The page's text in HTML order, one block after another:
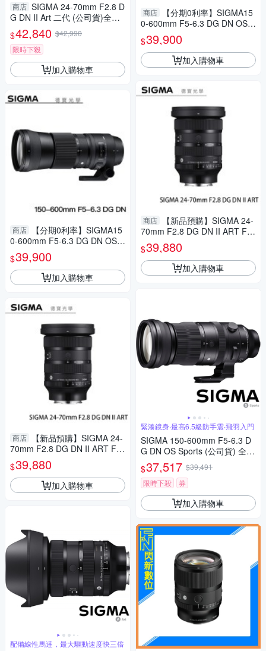
商店 SIGMA 24-70mm F2.8 D
G DN II Art 二代 (公司貨)全片
幅 標準變焦 鏡頭
$42,840 $42,990
限時下殺
加入購物車
商店
【分期0利率】SIGMA15
0-600mm F5-6.3 DG DN OS S
ports 總代理公司貨 E-mount
飛羽 追星 棒球 必備
$39,900
加入購物車
商店
【新品預購】SIGMA 24-
70mm F2.8 DG DN II ART For
SONY E接環 恆伸公司貨 無反
專用 德寶光學 大三元
$39,880
加入購物車
配備線性馬達，最大驅動速度快三倍
商店
【分期0利率】SIGMA15
0-600mm F5-6.3 DG DN OS S
ports 總代理公司貨 E-mount
飛羽 追星 棒球 必備
$39,900
加入購物車
商店
【新品預購】SIGMA 24-
70mm F2.8 DG DN II ART For
SONY E接環 恆伸公司貨 無反
專用 德寶光學 大三元
$39,880
加入購物車
緊湊鏡身‧最高6.5級防手震‧飛羽入門
SIGMA 150-600mm F5-6.3 D
G DN OS Sports (公司貨) 全片
幅微單眼鏡頭 超望遠變焦鏡頭
飛羽攝影 拍鳥
$37,517 $39,491
限時下殺
券
加入購物車